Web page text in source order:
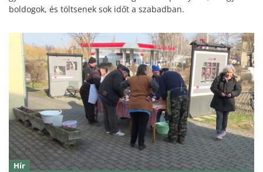
boldogok, és töltsenek sok időt a szabadban.
Hír